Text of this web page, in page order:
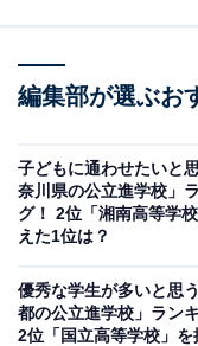
タイルや、自習机を
回答者からは「テレ
女性／東京都)、「
好感が持てます」
の進学実績が高い
編集部が選ぶお
子どもに通わせたいと
奈川県の公立進学校」
グ！ 2位「湘南高等学
えた1位は？
優秀な学生が多いと思
都の公立進学校」ラン
2位「国立高等学校」を